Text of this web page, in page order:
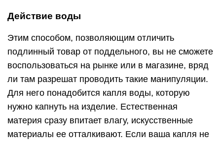
Действие воды
Этим способом, позволяющим отличить
подлинный товар от поддельного, вы не сможете
воспользоваться на рынке или в магазине, вряд
ли там разрешат проводить такие манипуляции.
Для него понадобится капля воды, которую
нужно капнуть на изделие. Естественная
материя сразу впитает влагу, искусственные
материалы ее отталкивают. Если ваша капля не